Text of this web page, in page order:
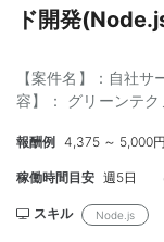
社同席 【精算】：
【備考】： （管理
ド開発
【案件名】：自社
容】： グリーンテ
発/既存機能改善 DB
務含むシステム信頼
TypeScript(Node.js)
報酬例 4,375 ～ 5,000
稼働時間目安 週5日
スキル Node.js